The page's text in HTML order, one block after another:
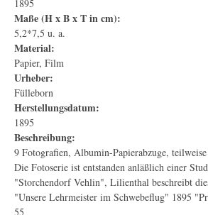
1895
Maße (H x B x T in cm):
5,2*7,5 u. a.
Material:
Papier, Film
Urheber:
Fülleborn
Herstellungsdatum:
1895
Beschreibung:
9 Fotografien, Albumin-Papierabzuge,
Die Fotoserie ist entstanden anläßlich einer
"Storchendorf Vehlin", Lilienthal beschreibt
"Unsere Lehrmeister im Schwebeflug" 1895
55